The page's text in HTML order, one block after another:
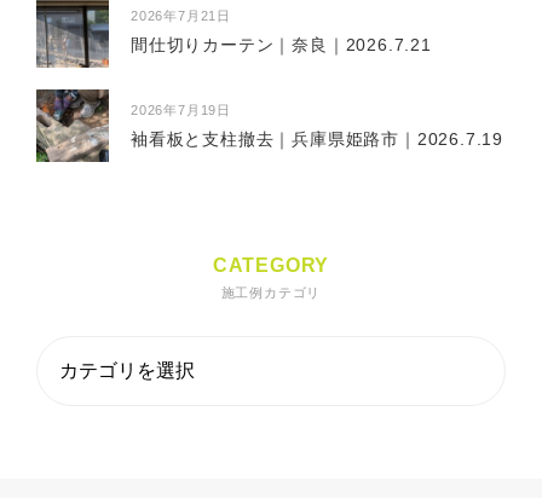
2026年7月21日
間仕切りカーテン｜奈良｜2026.7.21
2026年7月19日
袖看板と支柱撤去｜兵庫県姫路市｜2026.7.19
CATEGORY
施工例カテゴリ